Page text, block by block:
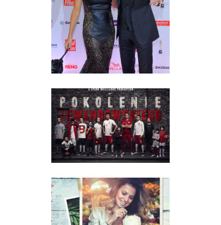
VERONA POOTH
VIP´S
ROBERT LEWANDOWSKI
VIP´S
ANNA LEWANDOWSKA